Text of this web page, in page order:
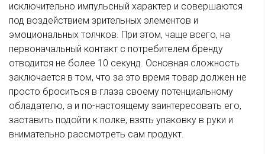
исключительно импульсный характер и совершаются
под воздействием зрительных элементов и
эмоциональных толчков. При этом, чаще всего, на
первоначальный контакт с потребителем бренду
отводится не более 10 секунд. Основная сложность
заключается в том, что за это время товар должен не
просто броситься в глаза своему потенциальному
обладателю, а и по-настоящему заинтересовать его,
заставить подойти к полке, взять упаковку в руки и
внимательно рассмотреть сам продукт.